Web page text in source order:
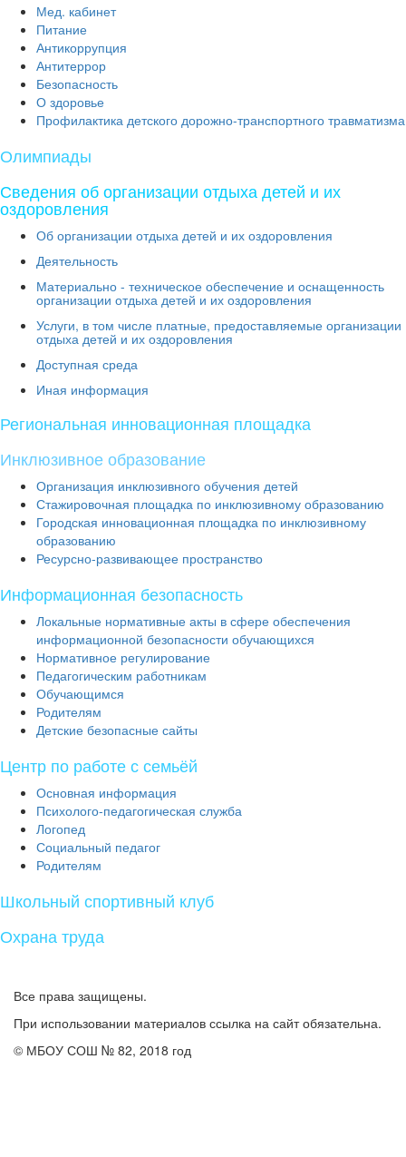
Мед. кабинет
Питание
Антикоррупция
Антитеррор
Безопасность
О здоровье
Профилактика детского дорожно-транспортного травматизма
Олимпиады
Сведения об организации отдыха детей и их
оздоровления
Об организации отдыха детей и их оздоровления
Деятельность
Материально - техническое обеспечение и оснащенность
организации отдыха детей и их оздоровления
Услуги, в том числе платные, предоставляемые организации
отдыха детей и их оздоровления
Доступная среда
Иная информация
Региональная инновационная площадка
Инклюзивное образование
Организация инклюзивного обучения детей
Стажировочная площадка по инклюзивному образованию
Городская инновационная площадка по инклюзивному
образованию
Ресурсно-развивающее пространство
Информационная безопасность
Локальные нормативные акты в сфере обеспечения
информационной безопасности обучающихся
Нормативное регулирование
Педагогическим работникам
Обучающимся
Родителям
Детские безопасные сайты
Центр по работе с семьёй
Основная информация
Психолого-педагогическая служба
Логопед
Социальный педагог
Родителям
Школьный спортивный клуб
Охрана труда
Все права защищены.
При использовании материалов ссылка на сайт обязательна.
© МБОУ СОШ № 82, 2018 год